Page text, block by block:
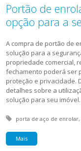
Portão de
opção para a
A compra de portão de
solução para a
propriedade comercial,
fechamento poderá ser
proteção e privacidade.
detalhes sobre a
solução para seu
Tagged with:
porta de aço de enrolar
Mais